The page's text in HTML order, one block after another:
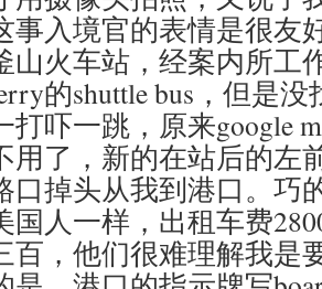
事入境官的表情是很友
山火车站，经案内所工
的shuttle bus，但是
打吓一跳，原来google
用了，新的在站后的左
口掉头从我到港口。巧
国人一样，出租车费
百，他们很难理解我是